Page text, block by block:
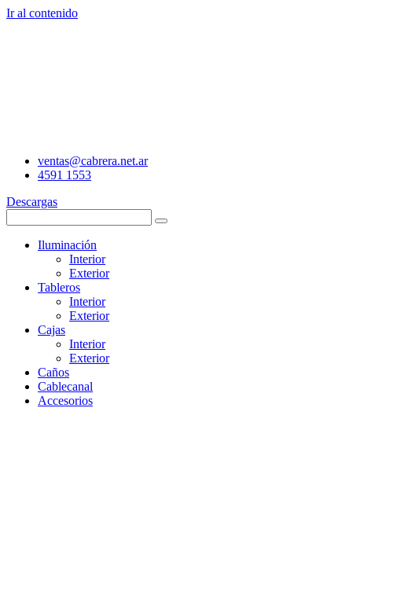
Ir al contenido
ventas@cabrera.net.ar
4591 1553
Descargas
Iluminación
Interior
Exterior
Tableros
Interior
Exterior
Cajas
Interior
Exterior
Caños
Cablecanal
Accesorios